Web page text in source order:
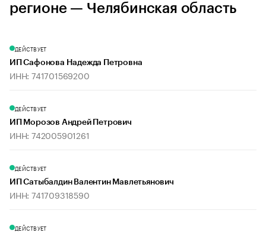
регионе — Челябинская область
ДЕЙСТВУЕТ
ИП Сафонова Надежда Петровна
ИНН: 741701569200
ДЕЙСТВУЕТ
ИП Морозов Андрей Петрович
ИНН: 742005901261
ДЕЙСТВУЕТ
ИП Сатыбалдин Валентин Мавлетьянович
ИНН: 741709318590
ДЕЙСТВУЕТ